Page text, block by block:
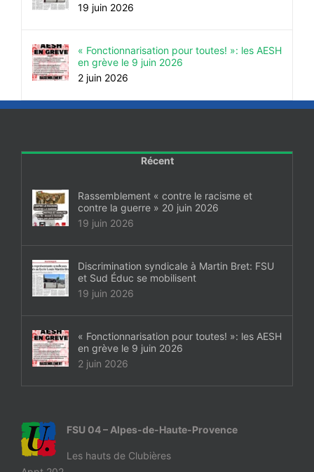
19 juin 2026
« Fonctionnarisation pour toutes! »: les AESH
en grève le 9 juin 2026
2 juin 2026
Récent
Rassemblement « contre le racisme et
contre la guerre » 20 juin 2026
19 juin 2026
Discrimination syndicale à Martin Bret: FSU
et Sud Éduc se mobilisent
19 juin 2026
« Fonctionnarisation pour toutes! »: les AESH
en grève le 9 juin 2026
2 juin 2026
FSU 04 – Alpes-de-Haute-Provence
Les hauts de Clubières